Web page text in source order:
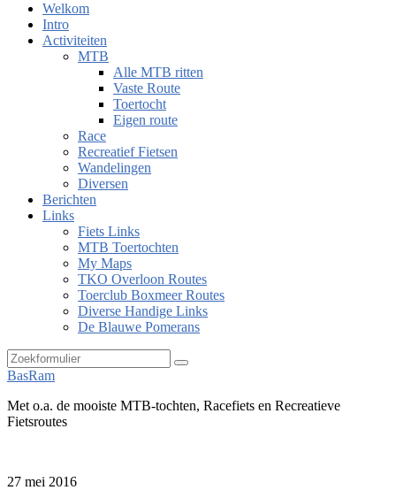
Welkom
Intro
Activiteiten
MTB
Alle MTB ritten
Vaste Route
Toertocht
Eigen route
Race
Recreatief Fietsen
Wandelingen
Diversen
Berichten
Links
Fiets Links
MTB Toertochten
My Maps
TKO Overloon Routes
Toerclub Boxmeer Routes
Diverse Handige Links
De Blauwe Pomerans
Zoeken
BasRam
Met o.a. de mooiste MTB-tochten, Racefiets en Recreatieve
Fietsroutes
27 mei 2016